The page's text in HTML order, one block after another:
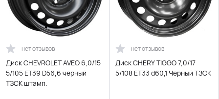
нет отзывов
Диск CHEVROLET AVEO 6,0/15
5/105 ЕT39 D56,6 черный
ТЗСК штамп.
нет отзывов
Диск CHERY TIGGO 7,0/17
5/108 ET33 d60,1 Черный ТЗСК